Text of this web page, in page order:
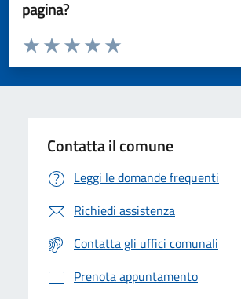
pagina?
Valuta da 1 a 5 stelle la pagina
Valuta 5 stelle su 5
Valuta 4 stelle su 5
Valuta 3 stelle su 5
Valuta 2 stelle su 5
Valuta 1 stelle su 5
Contatta il comune
Leggi le domande frequenti
Richiedi assistenza
Contatta gli uffici comunali
Prenota appuntamento